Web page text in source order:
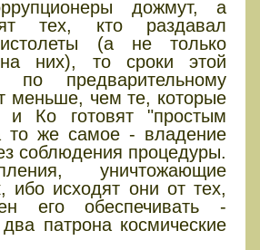
дожмут, а
тех, кто раздавал
(а не только
них), то сроки этой
по предварительному
меньше, чем те, которые
и Ко готовят "простым
то же самое - владение
соблюдения процедуры.
уничтожающие
ибо исходят они от тех,
его обеспечивать -
патрона космические